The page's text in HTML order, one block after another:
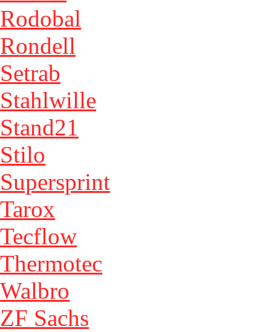
Rodobal
Rondell
Setrab
Stahlwille
Stand21
Stilo
Supersprint
Tarox
Tecflow
Thermotec
Walbro
ZF Sachs